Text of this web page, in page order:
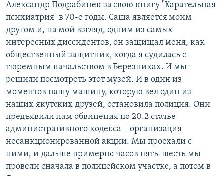
Александр Подрабинек за свою книгу "Карательная
психиатрия" в 70-е годы. Саша является моим
другом и, на мой взгляд, одним из самых
интересных диссидентов, он защищал меня, как
общественный защитник, когда я судилась с
тюремным начальством в Березниках. И мы
решили посмотреть этот музей. И в один из
моментов нашу машину, которую вел один из
наших якутских друзей, остановила полиция. Они
предъявили нам обвинения по 20.2 статье
административного кодекса – организация
несанкционированной акции. Мы проехали с
ними, и дальше примерно часов пять-шесть мы
провели сначала в полицейском участке, а потом в